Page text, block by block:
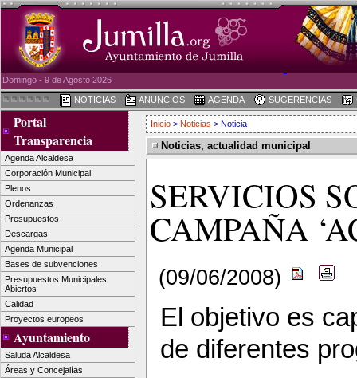
Domingo - 9 de Agosto 2026
NOTICIAS ANUNCIOS AGENDA SUGERENCIAS
Portal
Transparencia
Agenda Alcaldesa
Corporación Municipal
Plenos
Ordenanzas
Presupuestos
Descargas
Agenda Municipal
Bases de subvenciones
Presupuestos Municipales
Abiertos
Calidad
Proyectos europeos
Ayuntamiento
Saluda Alcaldesa
Áreas y Concejalías
Inicio > Noticias > Noticia
Noticias, actualidad municipal
SERVICIOS
CAMPAÑA
(09/06/2008)
El objetivo es
de diferentes